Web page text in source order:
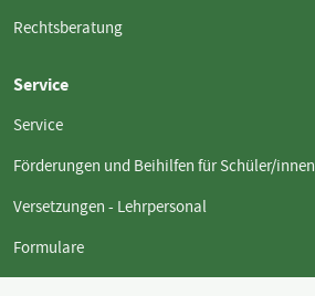
Rechtsberatung
Service
Service
Förderungen und Beihilfen für Schüler/innen
Versetzungen - Lehrpersonal
Formulare